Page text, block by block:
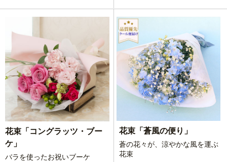
花束「コングラッツ・ブー
ケ」
バラを使ったお祝いブーケ
花束「蒼風の便り」
蒼の花々が、涼やかな風を運ぶ
花束